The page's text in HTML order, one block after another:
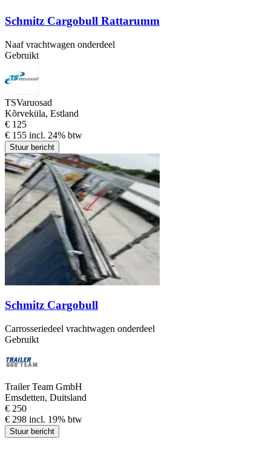
Schmitz Cargobull Rattarumm
Naaf vrachtwagen onderdeel
Gebruikt
TSVaruosad
Kõrveküla, Estland
€ 125
€ 155 incl. 24% btw
Stuur bericht
Schmitz Cargobull
Carrosseriedeel vrachtwagen onderdeel
Gebruikt
Trailer Team GmbH
Emsdetten, Duitsland
€ 250
€ 298 incl. 19% btw
Stuur bericht